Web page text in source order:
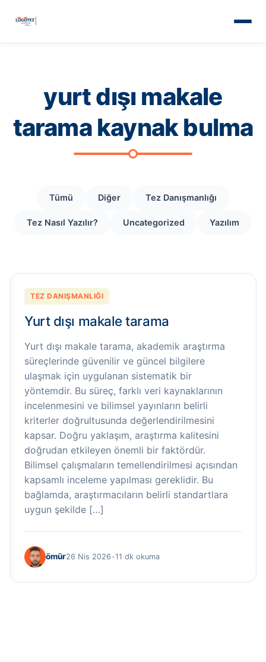
yurt dışı makale
tarama kaynak bulma
Tümü Diğer Tez Danışmanlığı
Tez Nasıl Yazılır? Uncategorized Yazılım
TEZ DANIŞMANLIĞI
Yurt dışı makale tarama
Yurt dışı makale tarama, akademik araştırma
süreçlerinde güvenilir ve güncel bilgilere
ulaşmak için uygulanan sistematik bir
yöntemdir. Bu süreç, farklı veri kaynaklarının
incelenmesini ve bilimsel yayınların belirli
kriterler doğrultusunda değerlendirilmesini
kapsar. Doğru yaklaşım, araştırma kalitesini
doğrudan etkileyen önemli bir faktördür.
Bilimsel çalışmaların temellendirilmesi açısından
kapsamlı inceleme yapılması gereklidir. Bu
bağlamda, araştırmacıların belirli standartlara
uygun şekilde […]
ömür26 Nis 2026 •11 dk okuma